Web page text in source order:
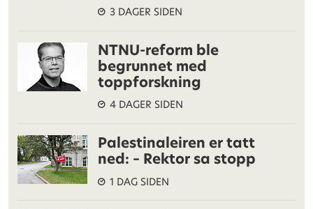
3 DAGER SIDEN
NTNU-reform ble
begrunnet med
toppforskning
4 DAGER SIDEN
Palestinaleiren er tatt
ned: – Rektor sa stopp
1 DAG SIDEN